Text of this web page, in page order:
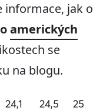
informace, jak o
amerických
se
na blogu.
24,1 24,5 25